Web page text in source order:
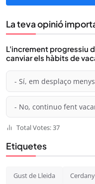
La teva opinió
L'increment progressiu
canviar els hàbits de
- Sí, em desplaço
- No, continuo fent
Total Votes: 37
Etiquetes
Gust de Lleida